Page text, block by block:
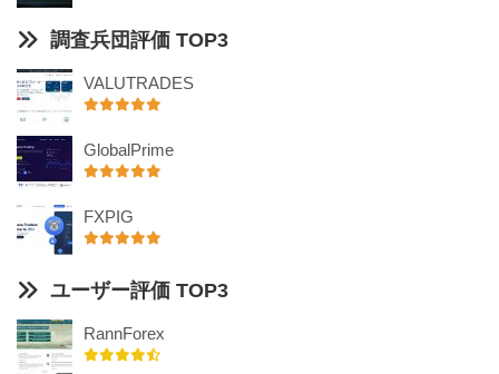
調査兵団評価 TOP3
VALUTRADES
GlobalPrime
FXPIG
ユーザー評価 TOP3
RannForex